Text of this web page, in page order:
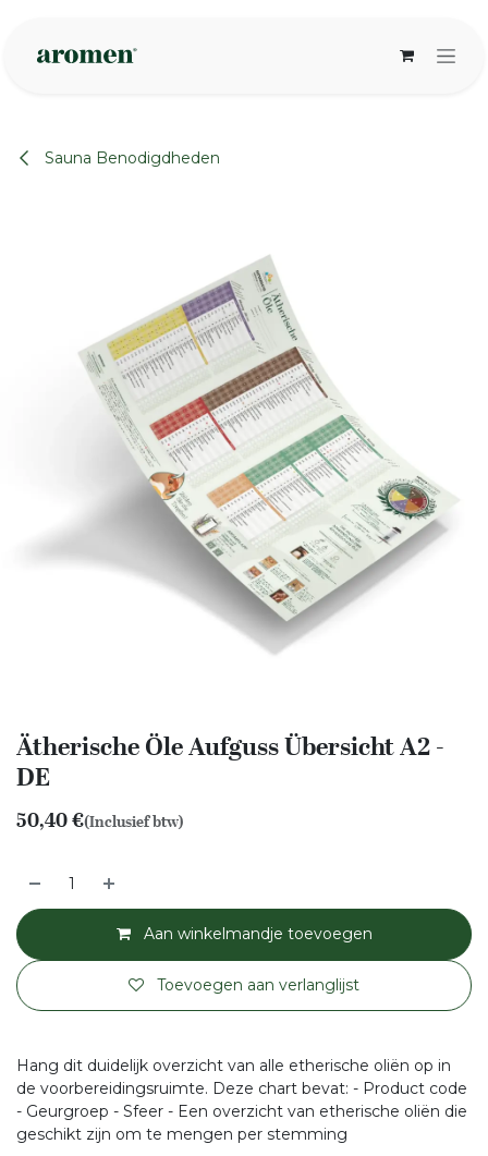
Sauna Benodigdheden
Ätherische Öle Aufguss Übersicht A2 -
DE
50,40€(Inclusief btw)
Aan winkelmandje toevoegen
Toevoegen aan verlanglijst
Hang dit duidelijk overzicht van alle etherische oliën op in
de voorbereidingsruimte. Deze chart bevat: - Product code
- Geurgroep - Sfeer - Een overzicht van etherische oliën die
geschikt zijn om te mengen per stemming